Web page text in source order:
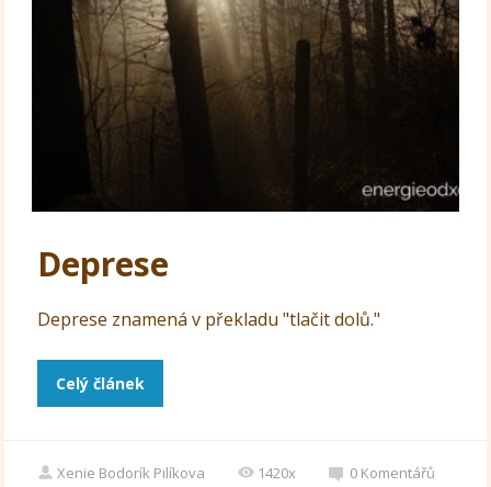
Deprese
Deprese znamená v překladu "tlačit dolů."
Celý článek
Xenie Bodorík Pilíkova 1420x 0 Komentářů